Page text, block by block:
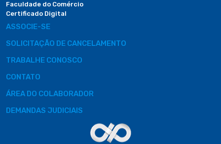
Faculdade do Comércio
Certificado Digital
ASSOCIE-SE
SOLICITAÇÃO DE CANCELAMENTO
TRABALHE CONOSCO
CONTATO
ÁREA DO COLABORADOR
DEMANDAS JUDICIAIS